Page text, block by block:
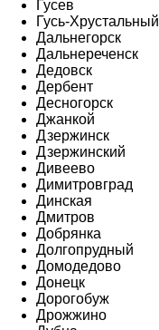
Гусев
Гусь-Хрустальный
Дальнегорск
Дальнереченск
Дедовск
Дербент
Десногорск
Джанкой
Дзержинск
Дзержинский
Дивеево
Димитровград
Динская
Дмитров
Добрянка
Долгопрудный
Домодедово
Донецк
Дорогобуж
Дрожжино